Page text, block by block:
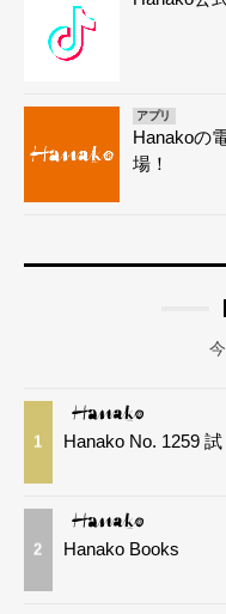
アプリ
Hanakoの
場！
1 Hanako No. 1259
2 Hanako Books